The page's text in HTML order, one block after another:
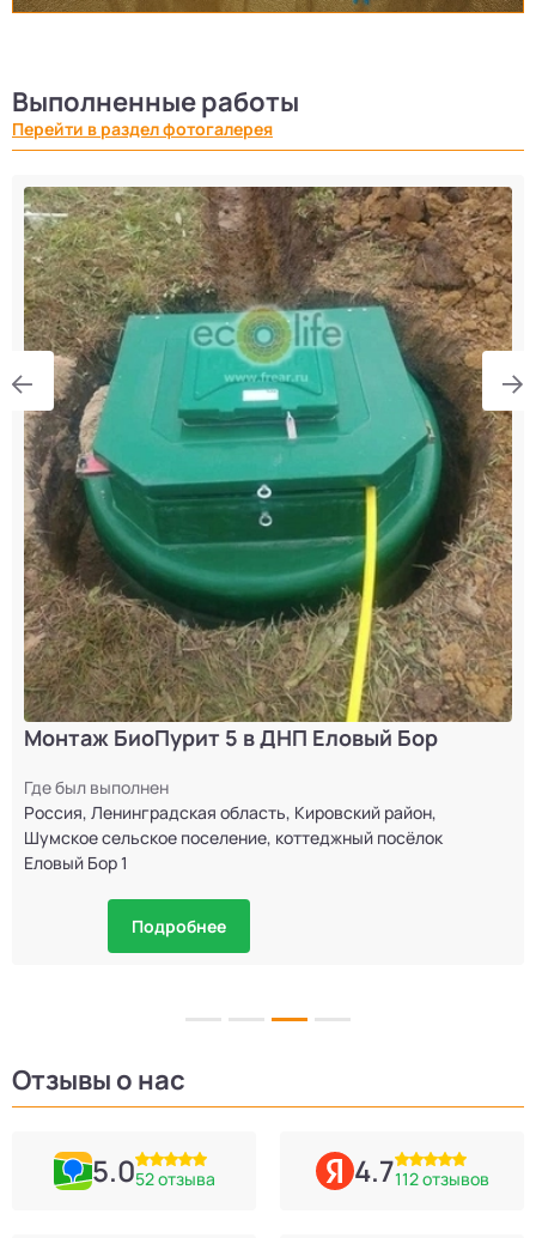
Выполненные работы
Перейти в раздел фотогалерея
Монтаж БиоПурит 5 в ДНП Еловый Бор
Где был выполнен
Россия, Ленинградская область, Кировский район,
Шумское сельское поселение, коттеджный посёлок
Еловый Бор 1
Подробнее
Отзывы о нас
5.052 отзыва 4.7112 отзывов